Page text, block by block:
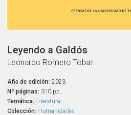
Leyendo a Galdós
Leonardo Romero Tobar
Año de edición: 2023
Nº páginas: 310 pp.
Temática: Literatura
Colección: Humanidades